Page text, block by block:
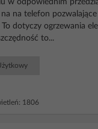
w odpowiednim
na telefon pozwalające
dotyczy ogrzewania
to...
1806